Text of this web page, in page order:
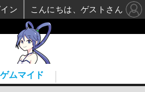
ゲムマイド
ン こんにちは、ゲストさん